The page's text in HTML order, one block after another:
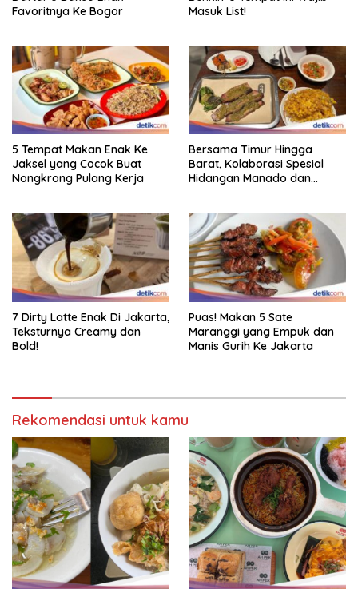
Favoritnya Ke Bogor
Masuk List!
5 Tempat Makan Enak Ke
Jaksel yang Cocok Buat
Nongkrong Pulang Kerja
Bersama Timur Hingga
Barat, Kolaborasi Spesial
Hidangan Manado dan
7 Dirty Latte Enak Di Jakarta,
Teksturnya Creamy dan
Bold!
Puas! Makan 5 Sate
Maranggi yang Empuk dan
Manis Gurih Ke Jakarta
Rekomendasi untuk kamu